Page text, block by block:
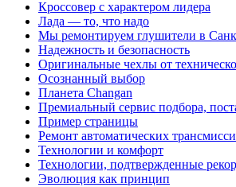
Кроссовер с характером лидера
Лада — то, что надо
Мы ремонтируем глушители в
Надежность и безопасность
Оригинальные чехлы от
Осознанный выбор
Планета Changan
Премиальный сервис подбора,
Пример страницы
Ремонт автоматических
Технологии и комфорт
Технологии, подтвержденные
Эволюция как принцип